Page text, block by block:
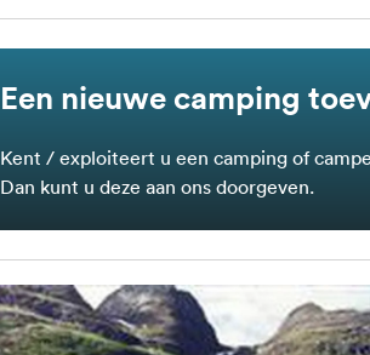
Een nieuwe camping
Kent / exploiteert u een camping of
Dan kunt u deze aan ons doorgeven.